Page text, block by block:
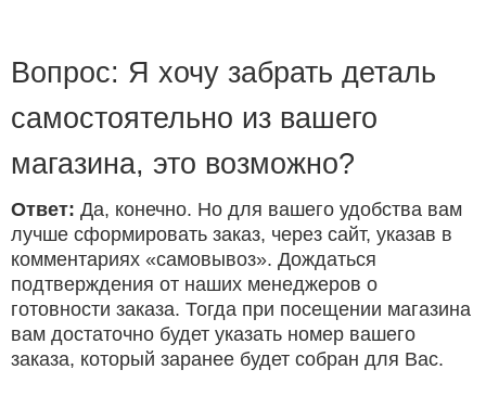
Вопрос: Я хочу забрать деталь
самостоятельно из вашего
магазина, это возможно?
Ответ: Да, конечно. Но для вашего удобства вам
лучше сформировать заказ, через сайт, указав в
комментариях «самовывоз». Дождаться
подтверждения от наших менеджеров о
готовности заказа. Тогда при посещении магазина
вам достаточно будет указать номер вашего
заказа, который заранее будет собран для Вас.